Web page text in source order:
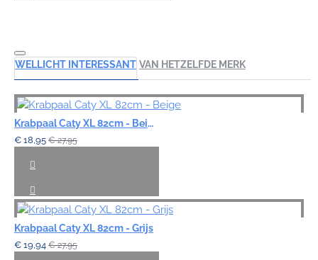
WELLICHT INTERESSANT VAN HETZELFDE MERK
Krabpaal Caty XL 82cm - Beige
€ 18,95 € 27,95
Krabpaal Caty XL 82cm - Grijs
€ 19,94 € 27,95